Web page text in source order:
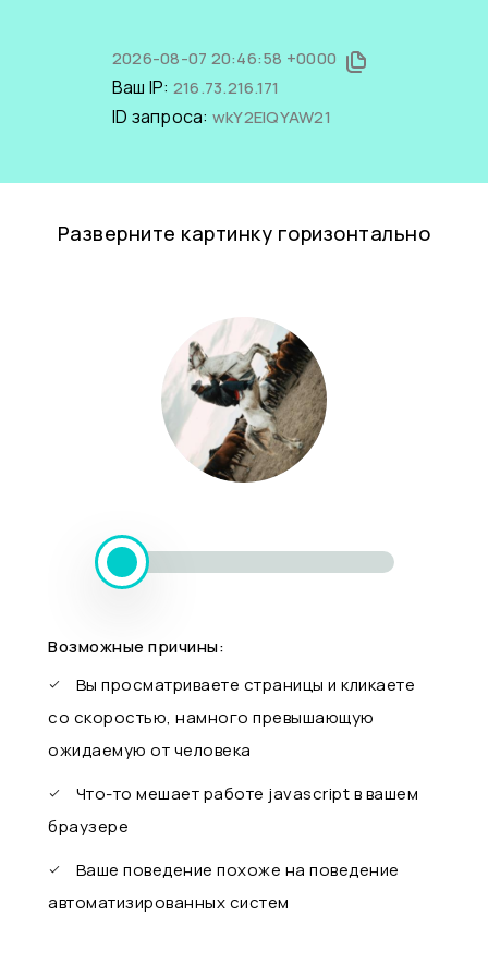
2026-08-07 20:46:58 +0000
Ваш IP: 216.73.216.171
ID запроса: wkY2ElQYAW21
Разверните картинку горизонтально
Возможные причины:
Вы просматриваете страницы и кликаете
со скоростью, намного превышающую
ожидаемую от человека
Что-то мешает работе javascript в вашем
браузере
Ваше поведение похоже на поведение
автоматизированных систем